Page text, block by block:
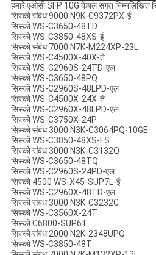
हमारे एओसी SFP 10G केबल संगत निम्नलिखित
सिस्को संबंध 9000 N9K-C9372PX-ई
सिस्को WS-C3650-48TD
सिस्को WS-C3850-48XS-ई
सिस्को संबंध 7000 N7K-M224XP-23L
सिस्को WS-C4500X-40X-ते
सिस्को WS-C2960S-24TD-एल
सिस्को WS-C3650-48PQ
सिस्को WS-C2960S-48LPD-एल
सिस्को WS-C4500X-24X-ते
सिस्को WS-C2960X-48LPD-एल
सिस्को WS-C3750X-24P
सिस्को संबंध 3000 N3K-C3064PQ-10GE
सिस्को WS-C3850-48XS-FS
सिस्को संबंध 3000 N3K-C3132Q
सिस्को WS-C3650-48TQ
सिस्को WS-C2960S-24PD-एल
सिस्को 4500 WS-X45-SUP7L-ई
सिस्को WS-C2960X-48TD-एल
सिस्को संबंध 3000 N3K-C3232C
सिस्को WS-C3560X-24T
सिस्को C6800-SUP6T
सिस्को संबंध 2000 N2K-2348UPQ
सिस्को WS-C3850-48T